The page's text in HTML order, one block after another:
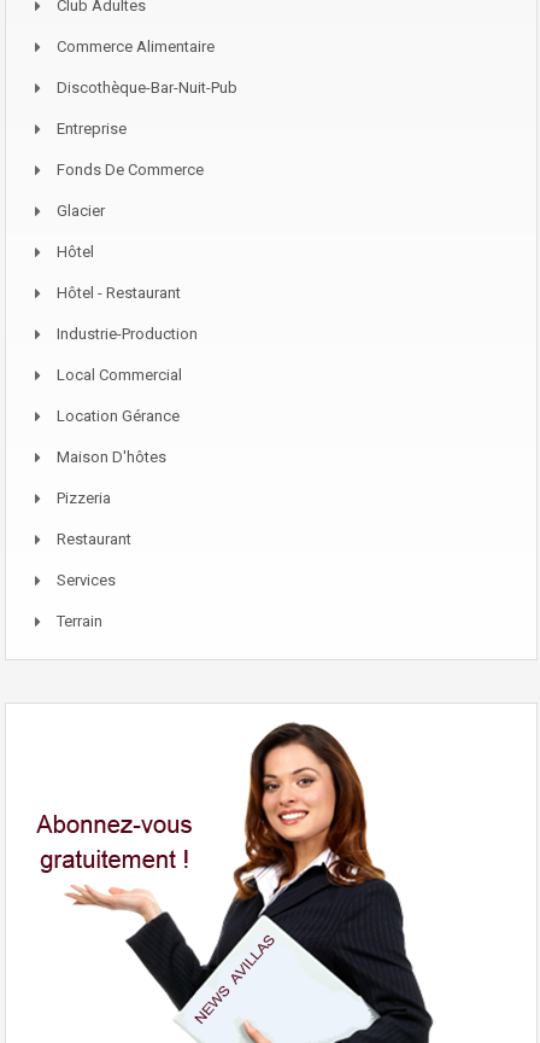
Club Adultes
Commerce Alimentaire
Discothèque-Bar-Nuit-Pub
Entreprise
Fonds De Commerce
Glacier
Hôtel
Hôtel - Restaurant
Industrie-Production
Local Commercial
Location Gérance
Maison D'hôtes
Pizzeria
Restaurant
Services
Terrain